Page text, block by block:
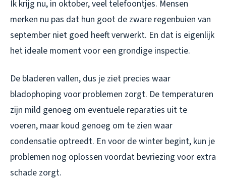
Ik krijg nu, in oktober, veel telefoontjes. Mensen
merken nu pas dat hun goot de zware regenbuien van
september niet goed heeft verwerkt. En dat is eigenlijk
het ideale moment voor een grondige inspectie.
De bladeren vallen, dus je ziet precies waar
bladophoping voor problemen zorgt. De temperaturen
zijn mild genoeg om eventuele reparaties uit te
voeren, maar koud genoeg om te zien waar
condensatie optreedt. En voor de winter begint, kun je
problemen nog oplossen voordat bevriezing voor extra
schade zorgt.